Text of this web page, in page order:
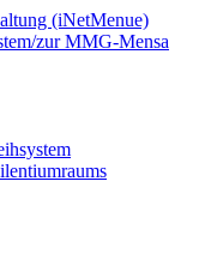
(iNetMenue)
zur MMG-Mensa